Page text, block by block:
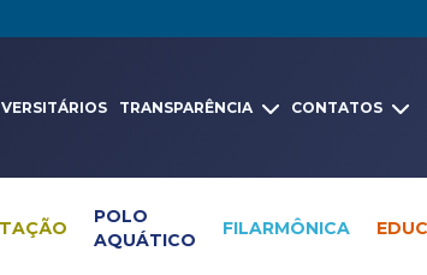
TRANSPARÊNCIA CONTATOS
POLO
AQUÁTICO
FILARMÔNICA
Pesquisa global Notícias